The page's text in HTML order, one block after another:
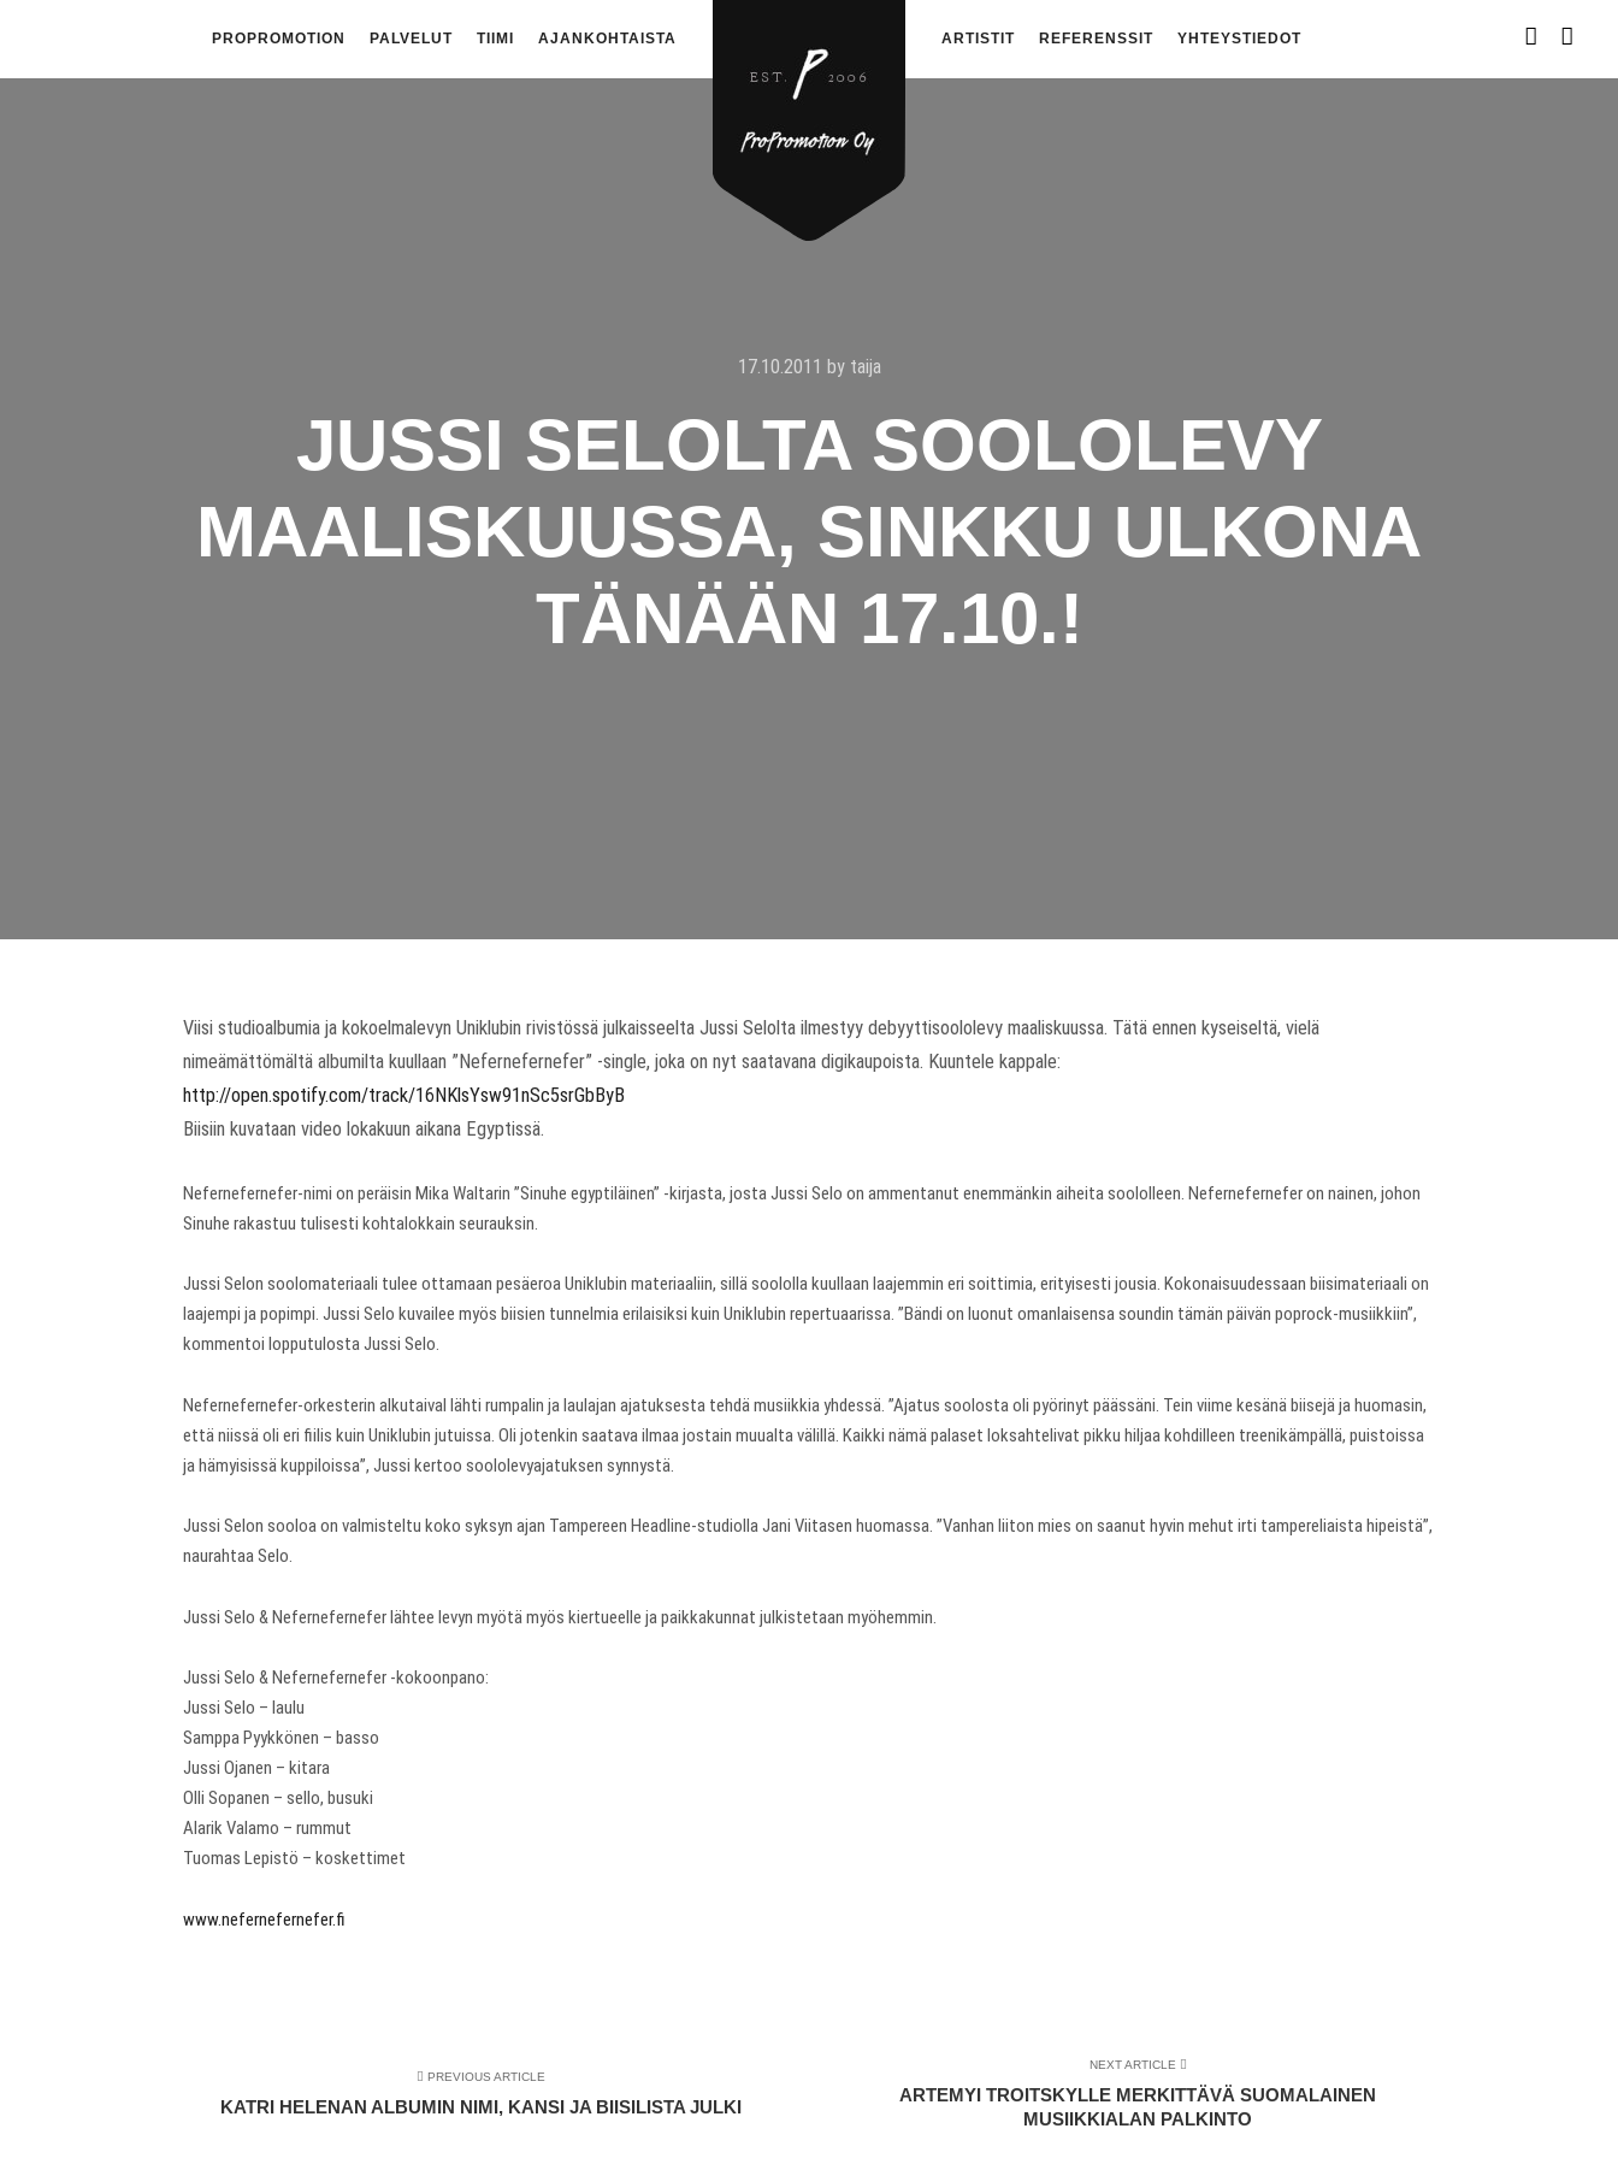
PROPROMOTION PALVELUT TIIMI AJANKOHTAISTA ARTISTIT REFERENSSIT YHTEYSTIEDOT
17.10.2011 by taija
JUSSI SELOLTA SOOLOLEVY
MAALISKUUSSA, SINKKU ULKONA
TÄNÄÄN 17.10.!
Viisi studioalbumia ja kokoelmalevyn Uniklubin rivistössä julkaisseelta Jussi Selolta ilmestyy debyyttisoololevy maaliskuussa. Tätä ennen kyseiseltä, vielä
nimeämättömältä albumilta kuullaan ”Nefernefernefer” -single, joka on nyt saatavana digikaupoista. Kuuntele kappale:
http://open.spotify.com/track/16NKlsYsw91nSc5srGbByB
Biisiin kuvataan video lokakuun aikana Egyptissä.
Nefernefernefer-nimi on peräisin Mika Waltarin ”Sinuhe egyptiläinen” -kirjasta, josta Jussi Selo on ammentanut enemmänkin aiheita soololleen. Nefernefernefer on nainen, johon
Sinuhe rakastuu tulisesti kohtalokkain seurauksin.
Jussi Selon soolomateriaali tulee ottamaan pesäeroa Uniklubin materiaaliin, sillä soololla kuullaan laajemmin eri soittimia, erityisesti jousia. Kokonaisuudessaan biisimateriaali on
laajempi ja popimpi. Jussi Selo kuvailee myös biisien tunnelmia erilaisiksi kuin Uniklubin repertuaarissa. ”Bändi on luonut omanlaisensa soundin tämän päivän poprock-musiikkiin”,
kommentoi lopputulosta Jussi Selo.
Nefernefernefer-orkesterin alkutaival lähti rumpalin ja laulajan ajatuksesta tehdä musiikkia yhdessä. ”Ajatus soolosta oli pyörinyt päässäni. Tein viime kesänä biisejä ja huomasin,
että niissä oli eri fiilis kuin Uniklubin jutuissa. Oli jotenkin saatava ilmaa jostain muualta välillä. Kaikki nämä palaset loksahtelivat pikku hiljaa kohdilleen treenikämpällä, puistoissa
ja hämyisissä kuppiloissa”, Jussi kertoo soololevyajatuksen synnystä.
Jussi Selon sooloa on valmisteltu koko syksyn ajan Tampereen Headline-studiolla Jani Viitasen huomassa. ”Vanhan liiton mies on saanut hyvin mehut irti tampereliaista hipeistä”,
naurahtaa Selo.
Jussi Selo & Nefernefernefer lähtee levyn myötä myös kiertueelle ja paikkakunnat julkistetaan myöhemmin.
Jussi Selo & Nefernefernefer -kokoonpano:
Jussi Selo – laulu
Samppa Pyykkönen – basso
Jussi Ojanen – kitara
Olli Sopanen – sello, busuki
Alarik Valamo – rummut
Tuomas Lepistö – koskettimet
www.nefernefernefer.fi
PREVIOUS ARTICLE
KATRI HELENAN ALBUMIN NIMI, KANSI JA BIISILISTA JULKI
NEXT ARTICLE
ARTEMYI TROITSKYLLE MERKITTÄVÄ SUOMALAINEN
MUSIIKKIALAN PALKINTO